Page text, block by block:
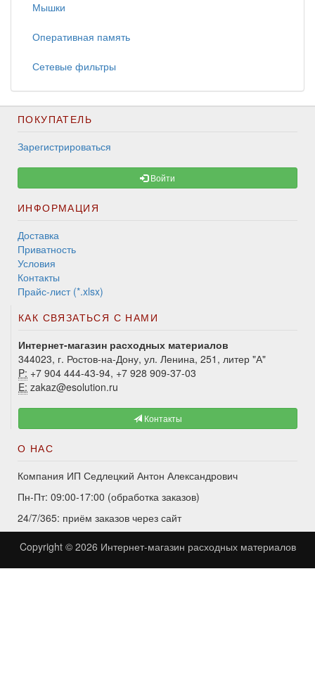
Мышки
Оперативная память
Сетевые фильтры
ПОКУПАТЕЛЬ
Зарегистрироваться
Войти
ИНФОРМАЦИЯ
Доставка
Приватность
Условия
Контакты
Прайс-лист (*.xlsx)
КАК СВЯЗАТЬСЯ С НАМИ
Интернет-магазин расходных материалов
344023, г. Ростов-на-Дону, ул. Ленина, 251, литер "А"
P: +7 904 444-43-94, +7 928 909-37-03
E: zakaz@esolution.ru
Контакты
О НАС
Компания ИП Седлецкий Антон Александрович
Пн-Пт: 09:00-17:00 (обработка заказов)
24/7/365: приём заказов через сайт
Copyright © 2026 Интернет-магазин расходных материалов